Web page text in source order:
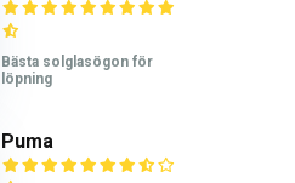
Bästa solglasögon för
löpning
Puma